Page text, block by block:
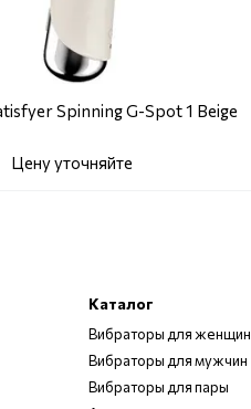
Spinning G-Spot 1 Beige
Цену уточняйте
Каталог
Вибраторы для женщин
Вибраторы для мужчин
Вибраторы для пары